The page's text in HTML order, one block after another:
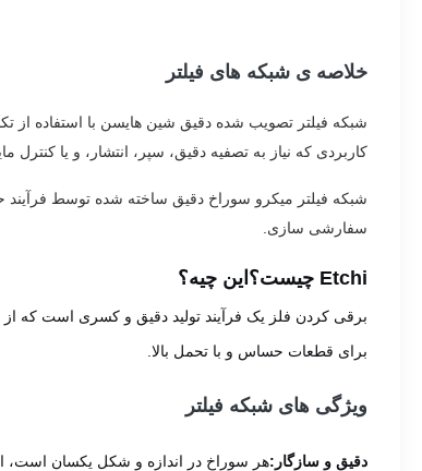
خلاصه ی شبکه های فیلتر
کاربردی که نیاز به تصفیه دقیق، سپر، انتشار، و یا
سفارشی سازی.
Etchi چیست؟ این چیه؟
برقی کردن فلز یک فرآیند تولید دقیق و کسری است که
برای قطعات حساس و با تحمل بالا.
ویژگی های شبکه فیلتر
دقيق و سازگار:هر سوراخ در اندازه و شکل یکسان است،